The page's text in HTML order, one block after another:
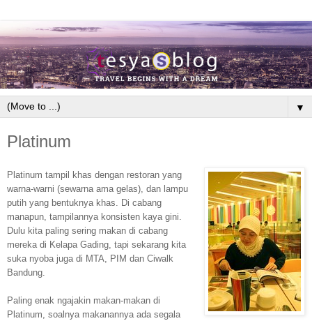
▼
Platinum
Platinum tampil khas dengan restoran yang
warna-warni (sewarna ama gelas), dan lampu
putih yang bentuknya khas. Di cabang
manapun, tampilannya konsisten kaya gini.
Dulu kita paling sering makan di cabang
mereka di Kelapa Gading, tapi sekarang kita
suka nyoba juga di MTA, PIM dan Ciwalk
Bandung.
Paling enak ngajakin makan-makan di
Platinum, soalnya makanannya ada segala